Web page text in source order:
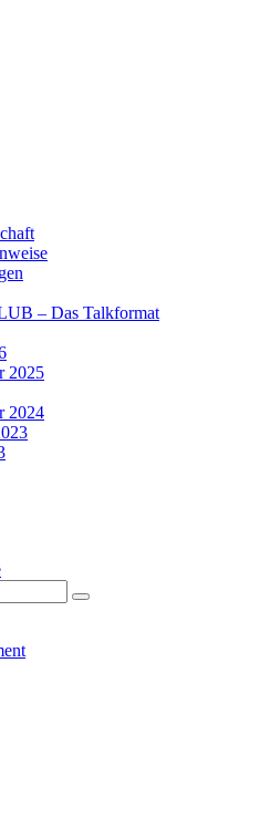
– Das Talkformat
2025
2024